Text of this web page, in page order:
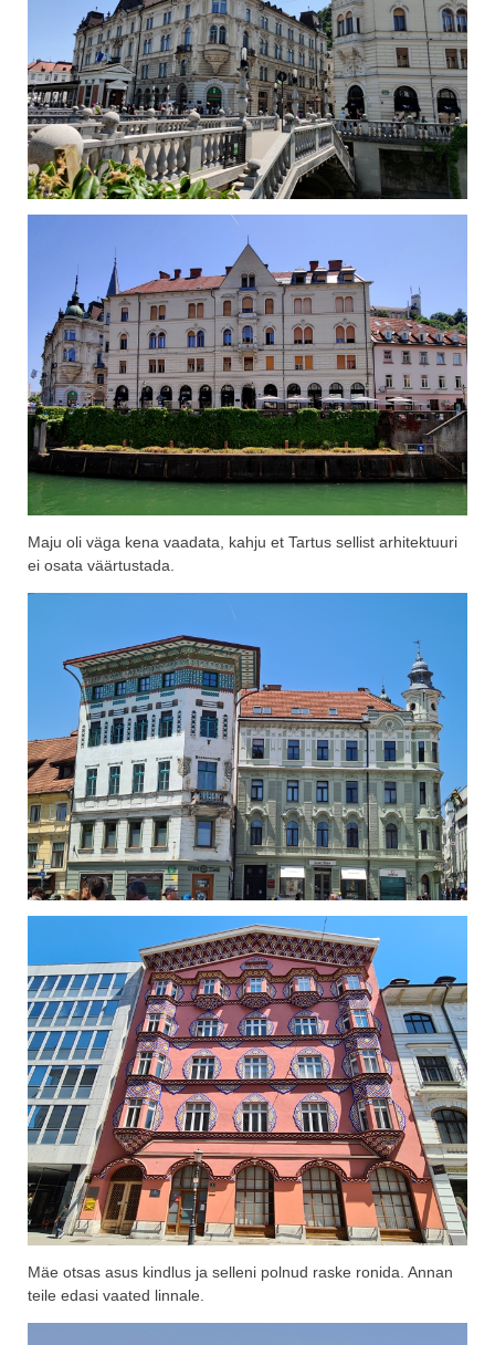
Maju oli väga kena vaadata, kahju et Tartus sellist arhitektuuri
ei osata väärtustada.
Mäe otsas asus kindlus ja selleni polnud raske ronida. Annan
teile edasi vaated linnale.